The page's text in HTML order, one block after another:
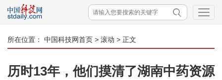
所在位置： 中国科技网首页 > 滚动 > 正文
历时13年，他们摸清了湖南中药资源